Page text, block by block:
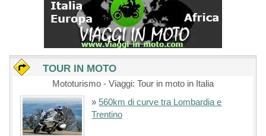
TOUR IN MOTO
Mototurismo - Viaggi: Tour in moto in Italia
» 560km di curve tra Lombardia e
Trentino